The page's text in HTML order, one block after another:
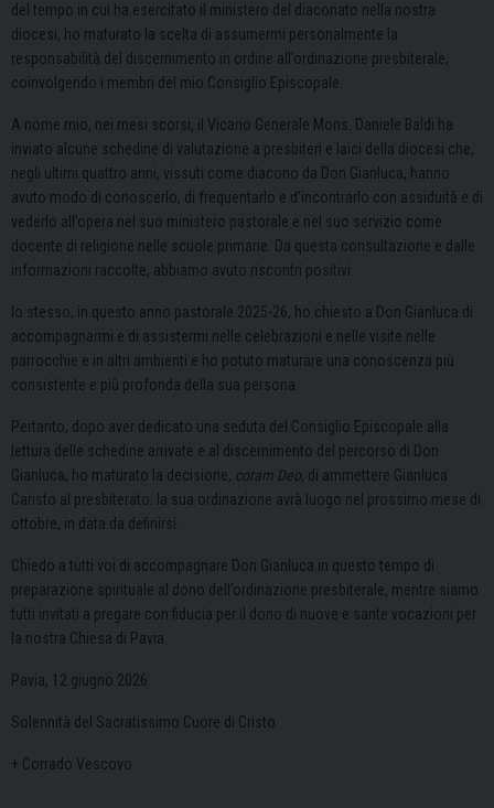
del tempo in cui ha esercitato il ministero del diaconato nella nostra
diocesi, ho maturato la scelta di assumermi personalmente la
responsabilità del discernimento in ordine all’ordinazione presbiterale,
coinvolgendo i membri del mio Consiglio Episcopale.
A nome mio, nei mesi scorsi, il Vicario Generale Mons. Daniele Baldi ha
inviato alcune schedine di valutazione a presbiteri e laici della diocesi che,
negli ultimi quattro anni, vissuti come diacono da Don Gianluca, hanno
avuto modo di conoscerlo, di frequentarlo e d’incontrarlo con assiduità e di
vederlo all’opera nel suo ministero pastorale e nel suo servizio come
docente di religione nelle scuole primarie. Da questa consultazione e dalle
informazioni raccolte, abbiamo avuto riscontri positivi.
Io stesso, in questo anno pastorale 2025-26, ho chiesto a Don Gianluca di
accompagnarmi e di assistermi nelle celebrazioni e nelle visite nelle
parrocchie e in altri ambienti e ho potuto maturare una conoscenza più
consistente e più profonda della sua persona.
Pertanto, dopo aver dedicato una seduta del Consiglio Episcopale alla
lettura delle schedine arrivate e al discernimento del percorso di Don
Gianluca, ho maturato la decisione, coram Deo, di ammettere Gianluca
Caristo al presbiterato: la sua ordinazione avrà luogo nel prossimo mese di
ottobre, in data da definirsi.
Chiedo a tutti voi di accompagnare Don Gianluca in questo tempo di
preparazione spirituale al dono dell’ordinazione presbiterale, mentre siamo
tutti invitati a pregare con fiducia per il dono di nuove e sante vocazioni per
la nostra Chiesa di Pavia.
Pavia, 12 giugno 2026
Solennità del Sacratissimo Cuore di Cristo
+ Corrado Vescovo